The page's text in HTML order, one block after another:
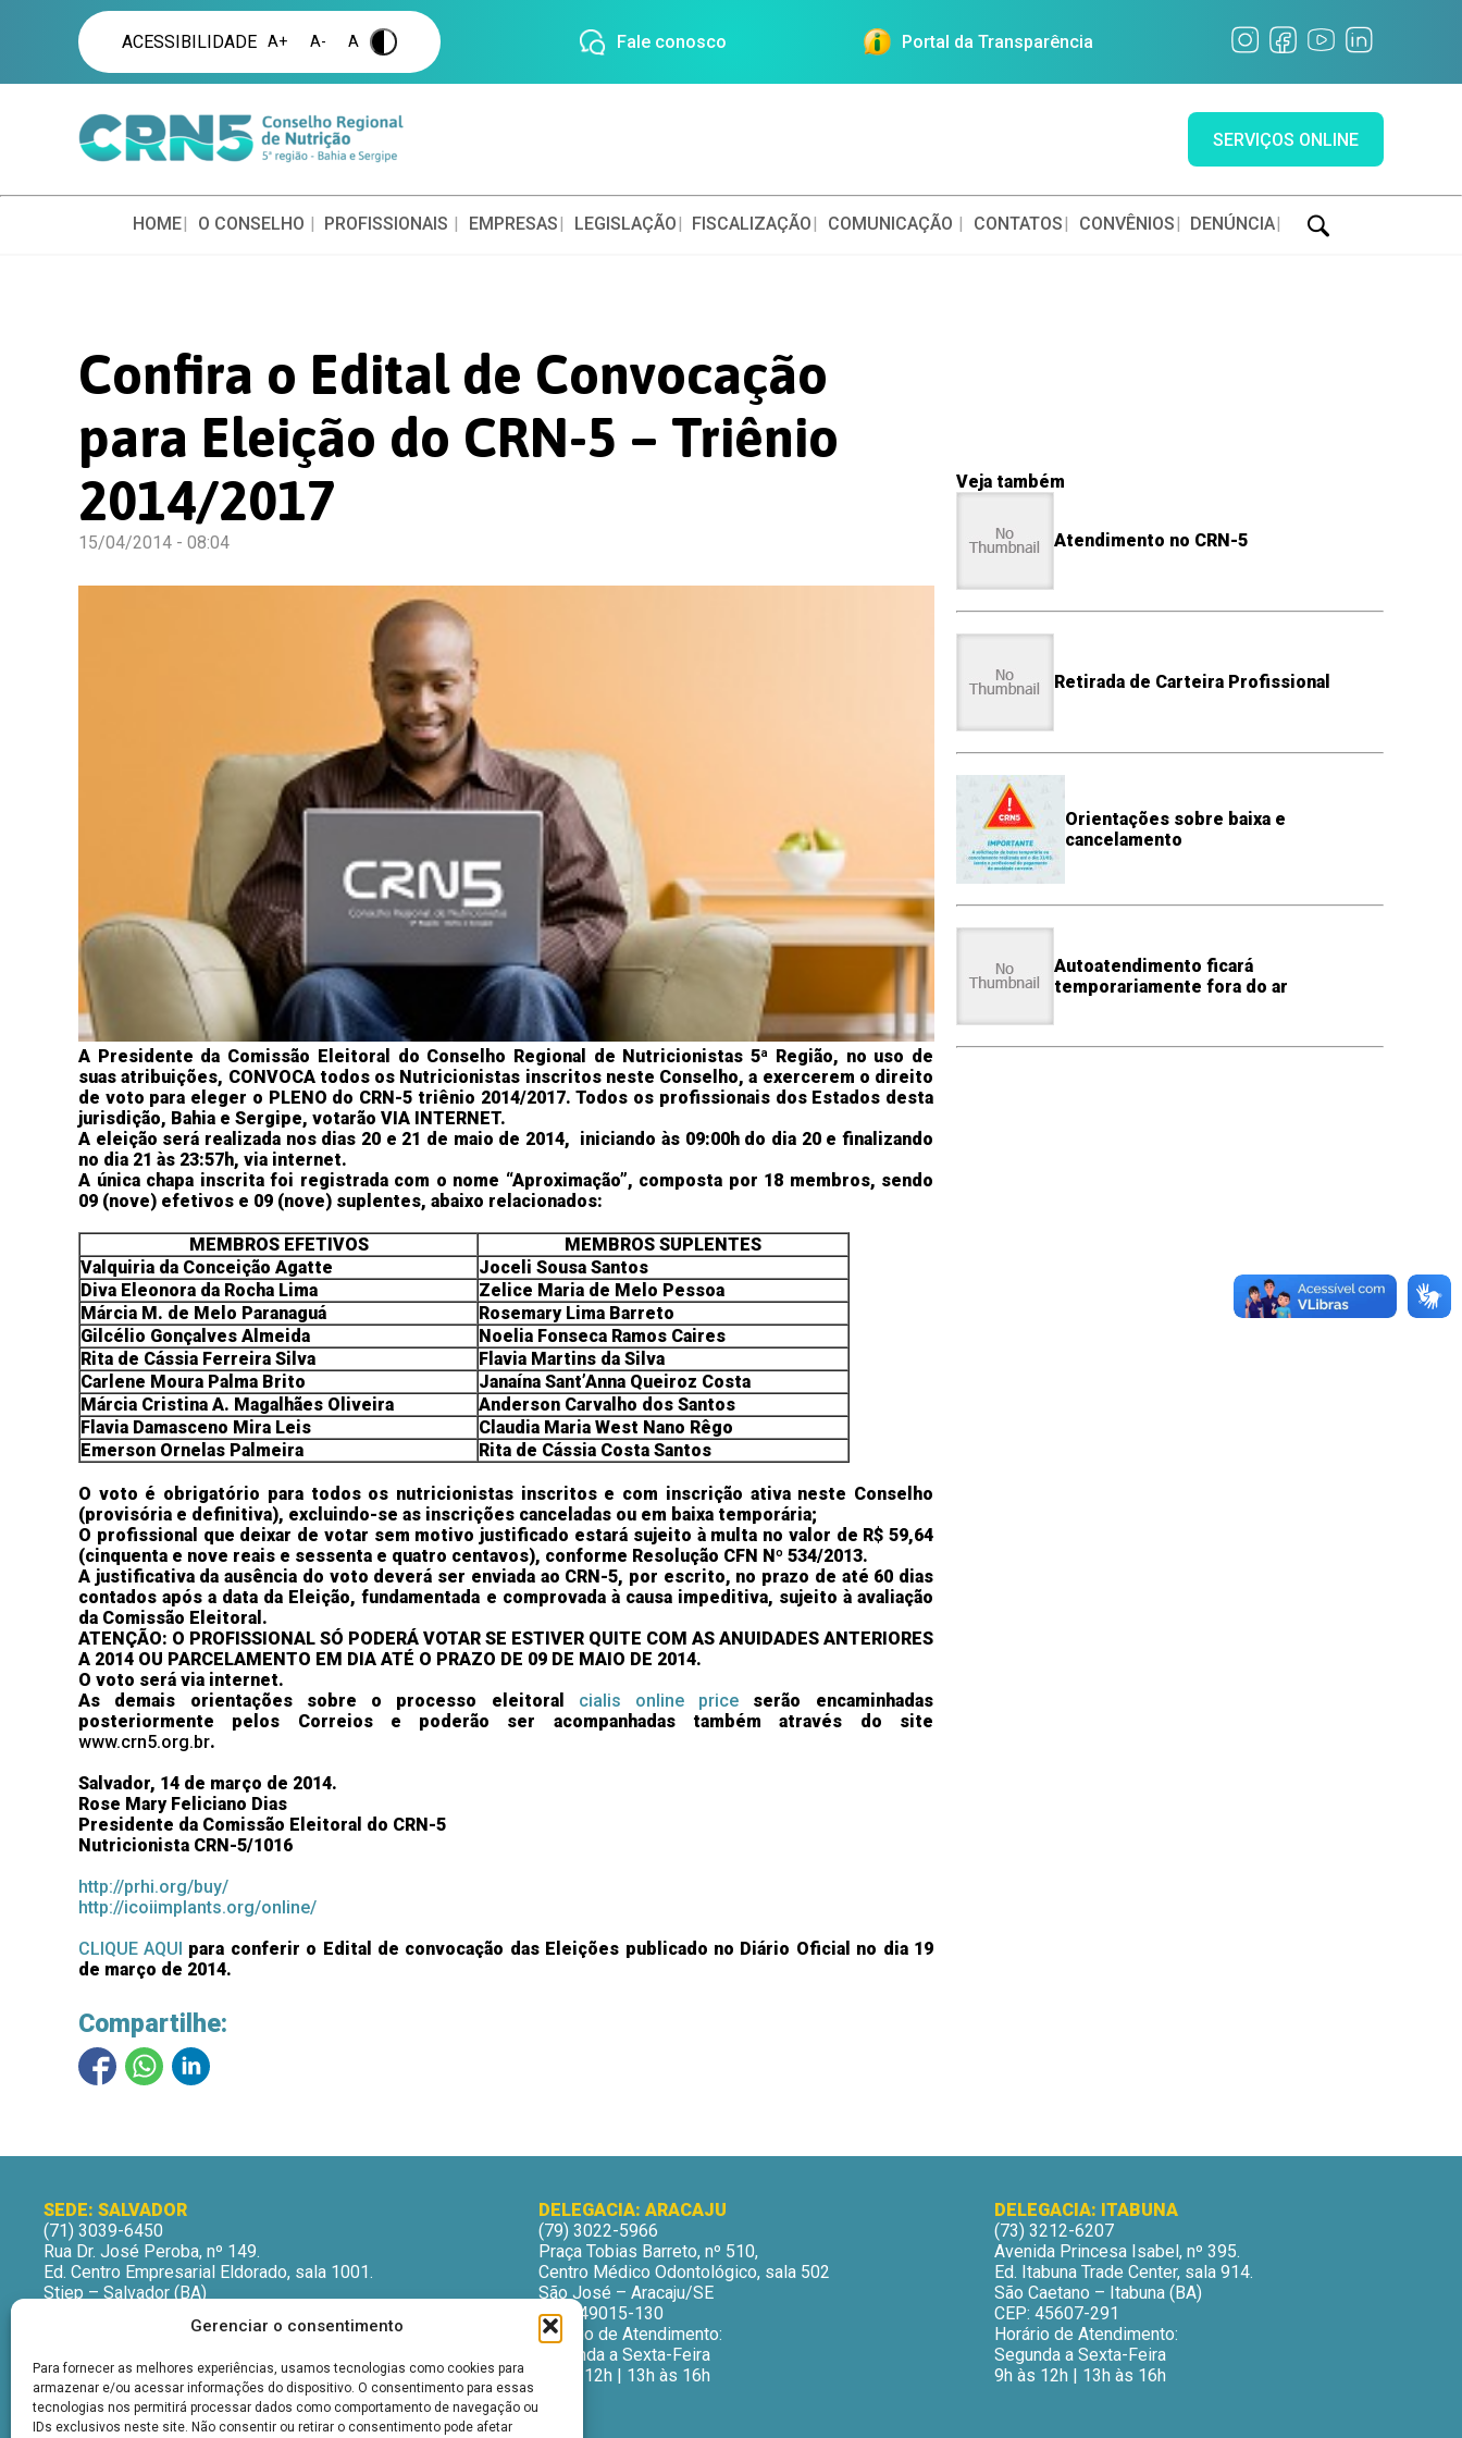
Gerenciar o consentimento
Para fornecer as melhores experiências, usamos tecnologias como cookies para
armazenar e/ou acessar informações do dispositivo. O consentimento para essas
tecnologias nos permitirá processar dados como comportamento de navegação ou
IDs exclusivos neste site. Não consentir ou retirar o consentimento pode afetar
ACESSIBILIDADE A+ A- A . Fale conosco Portal da Transparência
SERVIÇOS ONLINE
HOME O CONSELHO PROFISSIONAIS EMPRESAS LEGISLAÇÃO FISCALIZAÇÃO COMUNICAÇÃO CONTATOS CONVÊNIOS DENÚNCIA
Confira o Edital de Convocação
para Eleição do CRN-5 – Triênio
2014/2017
15/04/2014 - 08:04
A Presidente da Comissão Eleitoral do Conselho Regional de Nutricionistas 5ª Região, no uso de
suas atribuições, CONVOCA todos os Nutricionistas inscritos neste Conselho, a exercerem o direito
de voto para eleger o PLENO do CRN-5 triênio 2014/2017. Todos os profissionais dos Estados desta
jurisdição, Bahia e Sergipe, votarão VIA INTERNET.
A eleição será realizada nos dias 20 e 21 de maio de 2014, iniciando às 09:00h do dia 20 e finalizando
no dia 21 às 23:57h, via internet.
A única chapa inscrita foi registrada com o nome “Aproximação”, composta por 18 membros, sendo
09 (nove) efetivos e 09 (nove) suplentes, abaixo relacionados:
MEMBROS EFETIVOS
MEMBROS SUPLENTES
Valquiria da Conceição Agatte
Joceli Sousa Santos
Diva Eleonora da Rocha Lima
Zelice Maria de Melo Pessoa
Márcia M. de Melo Paranaguá
Rosemary Lima Barreto
Gilcélio Gonçalves Almeida
Noelia Fonseca Ramos Caires
Rita de Cássia Ferreira Silva
Flavia Martins da Silva
Carlene Moura Palma Brito
Janaína Sant’Anna Queiroz Costa
Márcia Cristina A. Magalhães Oliveira
Anderson Carvalho dos Santos
Flavia Damasceno Mira Leis
Claudia Maria West Nano Rêgo
Emerson Ornelas Palmeira
Rita de Cássia Costa Santos
O voto é obrigatório para todos os nutricionistas inscritos e com inscrição ativa neste Conselho
(provisória e definitiva), excluindo-se as inscrições canceladas ou em baixa temporária;
O profissional que deixar de votar sem motivo justificado estará sujeito à multa no valor de R$ 59,64
(cinquenta e nove reais e sessenta e quatro centavos), conforme Resolução CFN Nº 534/2013.
A justificativa da ausência do voto deverá ser enviada ao CRN-5, por escrito, no prazo de até 60 dias
contados após a data da Eleição, fundamentada e comprovada à causa impeditiva, sujeito à avaliação
da Comissão Eleitoral.
ATENÇÃO: O PROFISSIONAL SÓ PODERÁ VOTAR SE ESTIVER QUITE COM AS ANUIDADES ANTERIORES
A 2014 OU PARCELAMENTO EM DIA ATÉ O PRAZO DE 09 DE MAIO DE 2014.
O voto será via internet.
As demais orientações sobre o processo eleitoral cialis online price
posteriormente pelos Correios e poderão ser acompanhadas também através do site
www.crn5.org.br.
Salvador, 14 de março de 2014.
Rose Mary Feliciano Dias
Presidente da Comissão Eleitoral do CRN-5
Nutricionista CRN-5/1016
http://prhi.org/buy/
http://icoiimplants.org/online/
CLIQUE AQUI para conferir o Edital de convocação das Eleições publicado no Diário Oficial no dia 19
de março de 2014.
Compartilhe:
Veja também
Atendimento no CRN-5
Retirada de Carteira Profissional
Orientações sobre baixa e
cancelamento
Autoatendimento ficará
temporariamente fora do ar
SEDE: SALVADOR
(71) 3039-6450
Rua Dr. José Peroba, nº 149.
Ed. Centro Empresarial Eldorado, sala 1001.
Stiep – Salvador (BA)
Horário de Atendimento:
9h às 12h | 13h às 16h
DELEGACIA: ARACAJU
(79) 3022-5966
Praça Tobias Barreto, nº 510,
Centro Médico Odontológico, sala 502
São José – Aracaju/SE
CEP: 49015-130
Horário de Atendimento:
Segunda a Sexta-Feira
9h às 12h | 13h às 16h
DELEGACIA: ITABUNA
(73) 3212-6207
Avenida Princesa Isabel, nº 395.
Ed. Itabuna Trade Center, sala 914.
São Caetano – Itabuna (BA)
CEP: 45607-291
Horário de Atendimento:
Segunda a Sexta-Feira
9h às 12h | 13h às 16h